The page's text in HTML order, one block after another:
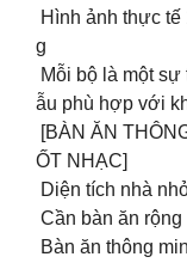
Hình ảnh thực
g
Mỗi bộ là một
ẫu phù hợp với
[BÀN ĂN
ỐT NHẠC]
Diện tích nhà
Cần bàn ăn
Bàn ăn thông